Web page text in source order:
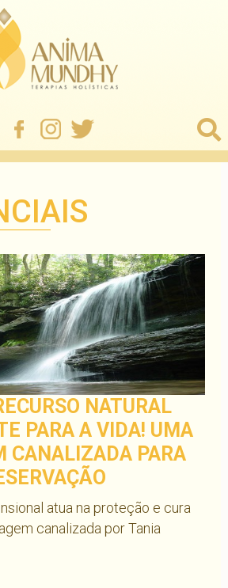
NATURAL
PARA A VIDA! UMA
CANALIZADA PARA
atua na proteção e cura
canalizada por Tania